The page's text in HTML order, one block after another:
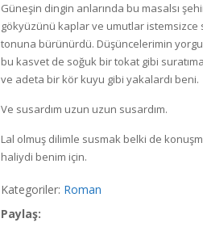
Güneşin dingin anlarında bu masalsı
gökyüzünü kaplar ve umutlar istemsizce
tonuna bürünürdü. Düşüncelerimin
bu kasvet de soğuk bir tokat gibi suratıma
ve adeta bir kör kuyu gibi yakalardı beni.
Ve susardım uzun uzun susardım.
Lal olmuş dilimle susmak belki de
haliydi benim için.
Kategoriler: Roman
Paylaş: